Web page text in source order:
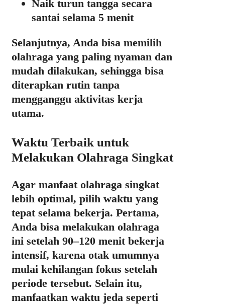
Naik turun tangga secara
santai selama 5 menit
Selanjutnya, Anda bisa memilih
olahraga yang paling nyaman dan
mudah dilakukan, sehingga bisa
diterapkan rutin tanpa
mengganggu aktivitas kerja
utama.
Waktu Terbaik untuk
Melakukan Olahraga Singkat
Agar manfaat olahraga singkat
lebih optimal, pilih waktu yang
tepat selama bekerja. Pertama,
Anda bisa melakukan olahraga
ini setelah 90–120 menit bekerja
intensif, karena otak umumnya
mulai kehilangan fokus setelah
periode tersebut. Selain itu,
manfaatkan waktu jeda seperti